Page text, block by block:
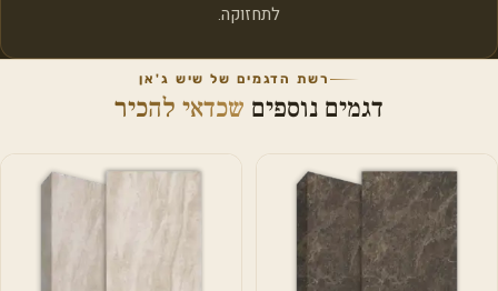
לתחזוקה.
רשת הדגמים של שיש ג'אן
דגמים נוספים שכדאי להכיר